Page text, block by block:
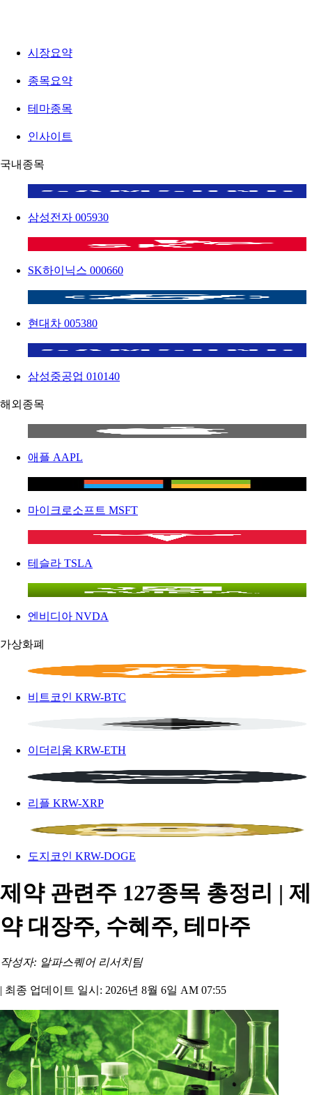
시장요약
종목요약
테마종목
인사이트
국내종목
삼성전자 005930
SK하이닉스 000660
현대차 005380
삼성중공업 010140
해외종목
애플 AAPL
마이크로소프트 MSFT
테슬라 TSLA
엔비디아 NVDA
가상화폐
비트코인 KRW-BTC
이더리움 KRW-ETH
리플 KRW-XRP
도지코인 KRW-DOGE
제약 관련주 127종목 총정리 | 제
약 대장주, 수혜주, 테마주
작성자: 알파스퀘어 리서치팀
| 최종 업데이트 일시: 2026년 8월 6일 AM 07:55